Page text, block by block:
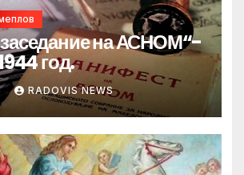
на АСНОМ“-
год.
RADOVIS NEWS